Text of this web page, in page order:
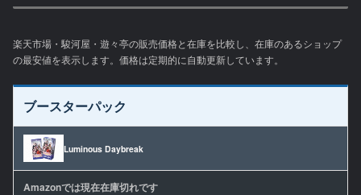
楽天市場・駿河屋・遊々亭の販売価格と在庫を比較し、在庫のあるショップ
の最安値を表示します。価格は定期的に自動更新しています。
ブースターパック
Luminous Daybreak
Amazonでは現在在庫切れです